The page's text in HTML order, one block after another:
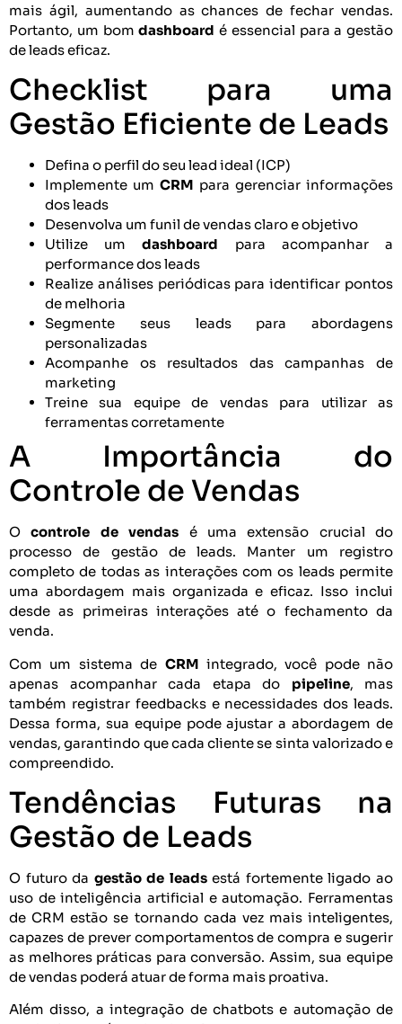
mais ágil, aumentando as chances de fechar vendas.
Portanto, um bomdashboard é essencial para a gestão
de leads eficaz.
Checklist para uma
Gestão Eficiente de Leads
Defina o perfil do seu lead ideal (ICP)
Implemente um CRM para gerenciar informações
dos leads
Desenvolva um funil de vendas claro e objetivo
Utilize umdashboard para acompanhar a
performance dos leads
Realize análises periódicas para identificar pontos
de melhoria
Segmente seus leads para abordagens
personalizadas
Acompanhe os resultados das campanhas de
marketing
Treine sua equipe de vendas para utilizar as
ferramentas corretamente
A Importância do
Controle de Vendas
Ocontrole de vendas é uma extensão crucial do
processo de gestão de leads. Manter um registro
completo de todas as interações com os leads permite
uma abordagem mais organizada e eficaz. Isso inclui
desde as primeiras interações até o fechamento da
venda.
Com um sistema de CRM integrado, você pode não
apenas acompanhar cada etapa do pipeline, mas
também registrar feedbacks e necessidades dos leads.
Dessa forma, sua equipe pode ajustar a abordagem de
vendas, garantindo que cada cliente se sinta valorizado e
compreendido.
Tendências Futuras na
Gestão de Leads
O futuro da gestão de leadsestá fortemente ligado ao
uso de inteligência artificial e automação. Ferramentas
de CRM estão se tornando cada vez mais inteligentes,
capazes de prever comportamentos de compra e sugerir
as melhores práticas para conversão. Assim, sua equipe
de vendas poderá atuar de forma mais proativa.
Além disso, a integração de chatbots e automação de